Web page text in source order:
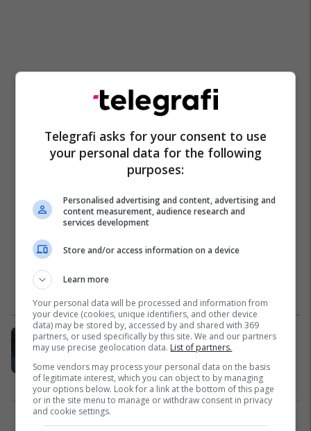
Jetoni dhe veproni më të sigurt në
Zvicër me NOVATRA
Vermögensberatung AG
Marketing 21/05/2026
Telegrafi asks for your consent to use
your personal data for the following
purposes:
Personalised advertising and content, advertising and
content measurement, audience research and
services development
Store and/or access information on a device
Learn more
Your personal data will be processed and information from
your device (cookies, unique identifiers, and other device
data) may be stored by, accessed by and shared with 369
partners, or used specifically by this site. We and our partners
may use precise geolocation data. List of partners.
Some vendors may process your personal data on the basis
of legitimate interest, which you can object to by managing
your options below. Look for a link at the bottom of this page
or in the site menu to manage or withdraw consent in privacy
and cookie settings.